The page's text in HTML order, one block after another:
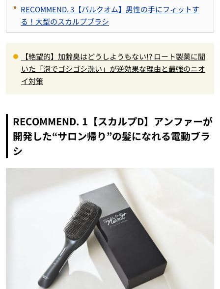
RECOMMEND. 3【バルクオム】男性の手にフィットす
る！大型のスカルプブラシ
【絶望的】加齢臭はどうしようもない!? ロート製薬に聞
いた「泡でゴシゴシ洗い」が逆効果な理由と最強のニオ
イ対策
RECOMMEND. 1【スカルプD】アンファーが
開発した“サロン帰り”の髪になれる電動ブラ
シ